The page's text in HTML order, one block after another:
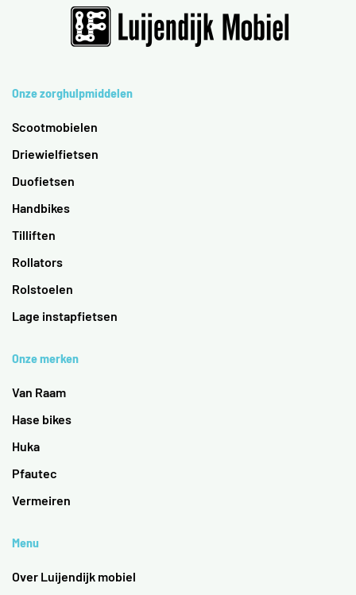
Onze zorghulpmiddelen
Scootmobielen
Driewielfietsen
Duofietsen
Handbikes
Tilliften
Rollators
Rolstoelen
Lage instapfietsen
Onze merken
Van Raam
Hase bikes
Huka
Pfautec
Vermeiren
Menu
Over Luijendijk mobiel